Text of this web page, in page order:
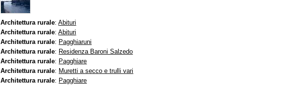
Architettura rurale:Abituri
Architettura rurale:Abituri
Architettura rurale: Pagghiaruni
Architettura rurale: Residenza Baroni Salzedo
Architettura rurale: Pagghiare
Architettura rurale: Muretti a secco e trulli vari
Architettura rurale: Pagghiare